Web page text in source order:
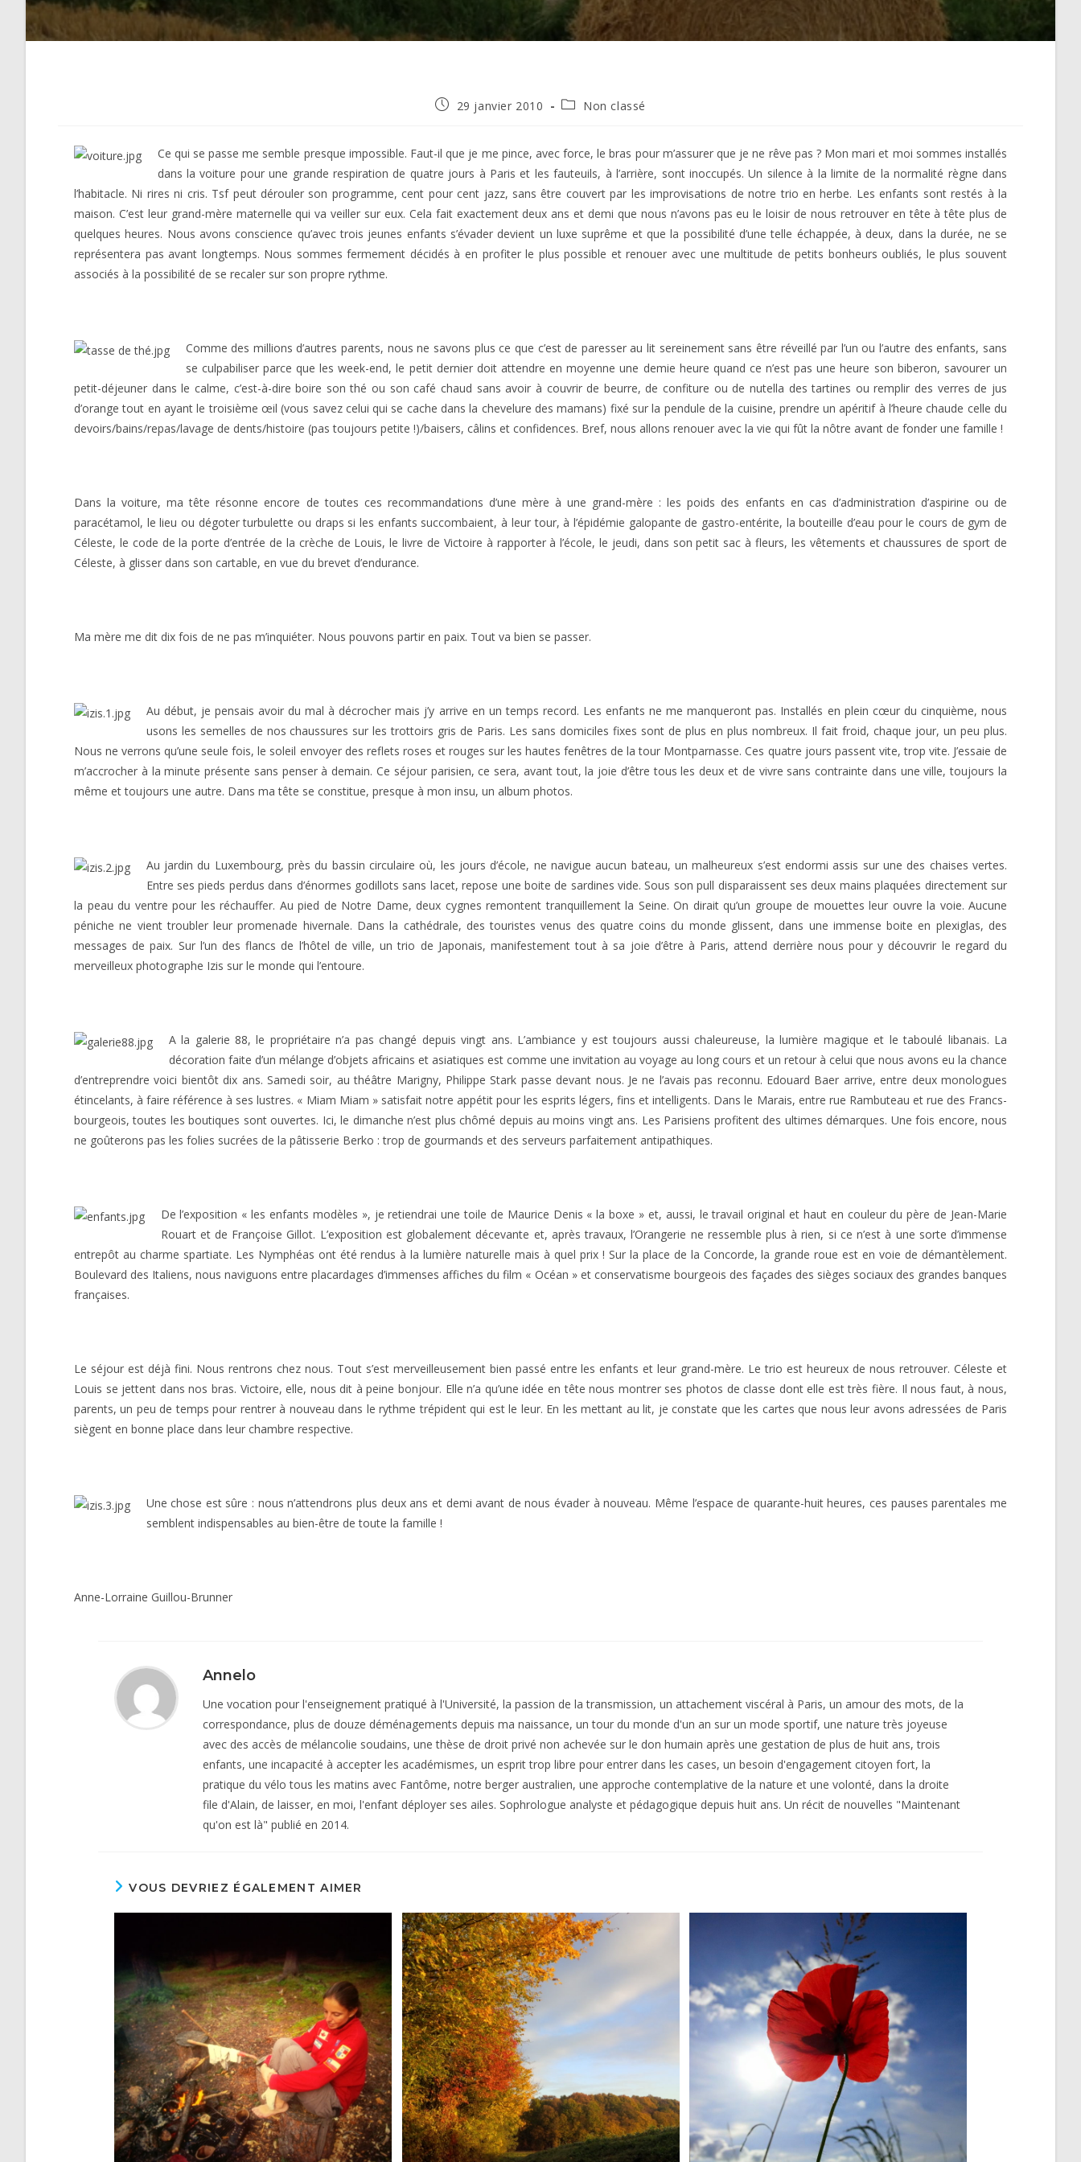
Publication
29 janvier 2010
PostNon classé
Ce qui se passe me semble presque impossible. Faut-il que je me pince, avec force, le bras pour m’assurer que je ne rêve pas ? Mon mari et moi sommes installés
dans la voiture pour une grande respiration de quatre jours à Paris et les fauteuils, à l’arrière, sont inoccupés. Un silence à la limite de la normalité règne dans
l’habitacle. Ni rires ni cris. Tsf peut dérouler son programme, cent pour cent jazz, sans être couvert par les improvisations de notre trio en herbe. Les enfants sont restés à la
maison. C’est leur grand-mère maternelle qui va veiller sur eux. Cela fait exactement deux ans et demi que nous n’avons pas eu le loisir de nous retrouver en tête à tête plus de
quelques heures. Nous avons conscience qu’avec trois jeunes enfants s’évader devient un luxe suprême et que la possibilité d’une telle échappée, à deux, dans la durée, ne se
représentera pas avant longtemps. Nous sommes fermement décidés à en profiter le plus possible et renouer avec une multitude de petits bonheurs oubliés, le plus souvent
associés à la possibilité de se recaler sur son propre rythme.
Comme des millions d’autres parents, nous ne savons plus ce que c’est de paresser au lit sereinement sans être réveillé par l’un ou l’autre des enfants, sans
se culpabiliser parce que les week-end, le petit dernier doit attendre en moyenne une demie heure quand ce n’est pas une heure son biberon, savourer un
petit-déjeuner dans le calme, c’est-à-dire boire son thé ou son café chaud sans avoir à couvrir de beurre, de confiture ou de nutella des tartines ou remplir des verres de jus
d’orange tout en ayant le troisième œil (vous savez celui qui se cache dans la chevelure des mamans) fixé sur la pendule de la cuisine, prendre un apéritif à l’heure chaude celle du
devoirs/bains/repas/lavage de dents/histoire (pas toujours petite !)/baisers, câlins et confidences. Bref, nous allons renouer avec la vie qui fût la nôtre avant de fonder une famille !
Dans la voiture, ma tête résonne encore de toutes ces recommandations d’une mère à une grand-mère : les poids des enfants en cas d’administration d’aspirine ou de
paracétamol, le lieu ou dégoter turbulette ou draps si les enfants succombaient, à leur tour, à l’épidémie galopante de gastro-entérite, la bouteille d’eau pour le cours de gym de
Céleste, le code de la porte d’entrée de la crèche de Louis, le livre de Victoire à rapporter à l’école, le jeudi, dans son petit sac à fleurs, les vêtements et chaussures de sport de
Céleste, à glisser dans son cartable, en vue du brevet d’endurance.
Ma mère me dit dix fois de ne pas m’inquiéter. Nous pouvons partir en paix. Tout va bien se passer.
Au début, je pensais avoir du mal à décrocher mais j’y arrive en un temps record. Les enfants ne me manqueront pas. Installés en plein cœur du cinquième, nous
usons les semelles de nos chaussures sur les trottoirs gris de Paris. Les sans domiciles fixes sont de plus en plus nombreux. Il fait froid, chaque jour, un peu plus.
Nous ne verrons qu’une seule fois, le soleil envoyer des reflets roses et rouges sur les hautes fenêtres de la tour Montparnasse. Ces quatre jours passent vite, trop vite. J’essaie de
m’accrocher à la minute présente sans penser à demain. Ce séjour parisien, ce sera, avant tout, la joie d’être tous les deux et de vivre sans contrainte dans une ville, toujours la
même et toujours une autre. Dans ma tête se constitue, presque à mon insu, un album photos.
Au jardin du Luxembourg, près du bassin circulaire où, les jours d’école, ne navigue aucun bateau, un malheureux s’est endormi assis sur une des chaises vertes.
Entre ses pieds perdus dans d’énormes godillots sans lacet, repose une boite de sardines vide. Sous son pull disparaissent ses deux mains plaquées directement sur
la peau du ventre pour les réchauffer. Au pied de Notre Dame, deux cygnes remontent tranquillement la Seine. On dirait qu’un groupe de mouettes leur ouvre la voie. Aucune
péniche ne vient troubler leur promenade hivernale. Dans la cathédrale, des touristes venus des quatre coins du monde glissent, dans une immense boite en plexiglas, des
messages de paix. Sur l’un des flancs de l’hôtel de ville, un trio de Japonais, manifestement tout à sa joie d’être à Paris, attend derrière nous pour y découvrir le regard du
merveilleux photographe Izis sur le monde qui l’entoure.
A la galerie 88, le propriétaire n’a pas changé depuis vingt ans. L’ambiance y est toujours aussi chaleureuse, la lumière magique et le taboulé libanais. La
décoration faite d’un mélange d’objets africains et asiatiques est comme une invitation au voyage au long cours et un retour à celui que nous avons eu la chance
d’entreprendre voici bientôt dix ans. Samedi soir, au théâtre Marigny, Philippe Stark passe devant nous. Je ne l’avais pas reconnu. Edouard Baer arrive, entre deux monologues
étincelants, à faire référence à ses lustres. « Miam Miam » satisfait notre appétit pour les esprits légers, fins et intelligents. Dans le Marais, entre rue Rambuteau et rue des Francs-
bourgeois, toutes les boutiques sont ouvertes. Ici, le dimanche n’est plus chômé depuis au moins vingt ans. Les Parisiens profitent des ultimes démarques. Une fois encore, nous
ne goûterons pas les folies sucrées de la pâtisserie Berko : trop de gourmands et des serveurs parfaitement antipathiques.
De l’exposition « les enfants modèles », je retiendrai une toile de Maurice Denis « la boxe » et, aussi, le travail original et haut en couleur du père de Jean-Marie
Rouart et de Françoise Gillot. L’exposition est globalement décevante et, après travaux, l’Orangerie ne ressemble plus à rien, si ce n’est à une sorte d’immense
entrepôt au charme spartiate. Les Nymphéas ont été rendus à la lumière naturelle mais à quel prix ! Sur la place de la Concorde, la grande roue est en voie de démantèlement.
Boulevard des Italiens, nous naviguons entre placardages d’immenses affiches du film « Océan » et conservatisme bourgeois des façades des sièges sociaux des grandes banques
françaises.
Le séjour est déjà fini. Nous rentrons chez nous. Tout s’est merveilleusement bien passé entre les enfants et leur grand-mère. Le trio est heureux de nous retrouver. Céleste et
Louis se jettent dans nos bras. Victoire, elle, nous dit à peine bonjour. Elle n’a qu’une idée en tête nous montrer ses photos de classe dont elle est très fière. Il nous faut, à nous,
parents, un peu de temps pour rentrer à nouveau dans le rythme trépident qui est le leur. En les mettant au lit, je constate que les cartes que nous leur avons adressées de Paris
siègent en bonne place dans leur chambre respective.
Une chose est sûre : nous n’attendrons plus deux ans et demi avant de nous évader à nouveau. Même l’espace de quarante-huit heures, ces pauses parentales me
semblent indispensables au bien-être de toute la famille !
Anne-Lorraine Guillou-Brunner
Annelo
Une vocation pour l'enseignement pratiqué à l'Université, la passion de la transmission, un attachement viscéral à Paris, un amour des mots, de la
correspondance, plus de douze déménagements depuis ma naissance, un tour du monde d'un an sur un mode sportif, une nature très joyeuse
avec des accès de mélancolie soudains, une thèse de droit privé non achevée sur le don humain après une gestation de plus de huit ans, trois
enfants, une incapacité à accepter les académismes, un esprit trop libre pour entrer dans les cases, un besoin d'engagement citoyen fort, la
pratique du vélo tous les matins avec Fantôme, notre berger australien, une approche contemplative de la nature et une volonté, dans la droite
file d'Alain, de laisser, en moi, l'enfant déployer ses ailes. Sophrologue analyste et pédagogique depuis huit ans. Un récit de nouvelles "Maintenant
qu'on est là" publié en 2014.
VOUS DEVRIEZ ÉGALEMENT AIMER